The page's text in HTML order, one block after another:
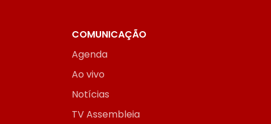
COMUNICAÇÃO
Agenda
Ao vivo
Notícias
TV Assembleia